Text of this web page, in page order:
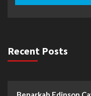
Recent Posts